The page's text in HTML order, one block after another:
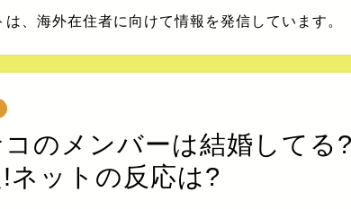
は、海外在住者に向けて情報を発信しています。
のメンバーは結婚してる
ネットの反応は?